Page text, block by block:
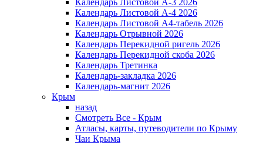
Календарь Листовой А-3 2026
Календарь Листовой А-4 2026
Календарь Листовой А4-табель 2026
Календарь Отрывной 2026
Календарь Перекидной ригель 2026
Календарь Перекидной скоба 2026
Календарь Третинка
Календарь-закладка 2026
Календарь-магнит 2026
Крым
назад
Смотреть Все - Крым
Атласы, карты, путеводители по Крыму
Чаи Крыма